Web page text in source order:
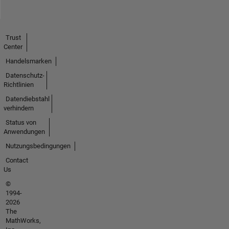
Trust
Center
Handelsmarken
Datenschutz-
Richtlinien
Datendiebstahl
verhindern
Status von
Anwendungen
Nutzungsbedingungen
Contact
Us
©
1994-
2026
The
MathWorks,